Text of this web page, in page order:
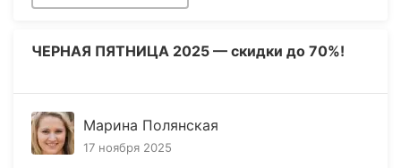
ЧЕРНАЯ ПЯТНИЦА 2025 — скидки до 70%!
Марина Полянская
17 ноября 2025